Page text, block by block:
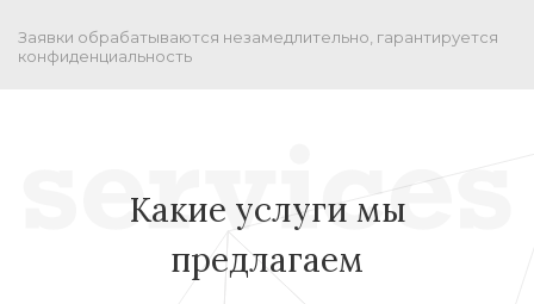
Заявки обрабатываются незамедлительно, гарантируется
конфиденциальность
Какие услуги мы
предлагаем